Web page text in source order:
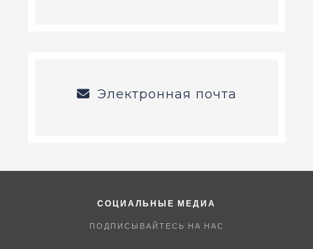
Электронная почта
СОЦИАЛЬНЫЕ МЕДИА
ПОДПИСЫВАЙТЕСЬ НА НАС